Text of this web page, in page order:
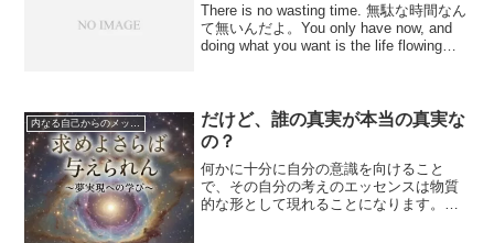
There is no wasting time. 無駄な時間なん
て無いんだよ。You only have now, and
doing what you want is the life flowing
だけど、誰の真実が本当の真実な
の？
何かに十分に自分の意識を向けること
で、その自分の考えのエッセンスは物質
的な形として現れることになります。そ